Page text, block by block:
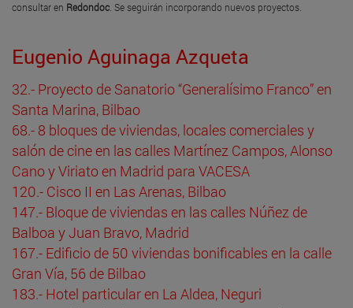
consultar en Redondoc . Se seguirán incorporando nuevos proyectos.
Eugenio Aguinaga Azqueta
32.- Proyecto de Sanatorio “Generalísimo Franco” en
Santa Marina, Bilbao
68.- 8 bloques de viviendas, locales comerciales y
salón de cine en las calles Martínez Campos, Alonso
Cano y Viriato en Madrid para VACESA
120.- Cisco II en Las Arenas, Bilbao
147.- Bloque de viviendas en las calles Núñez de
Balboa y Juan Bravo, Madrid
167.- Edificio de 50 viviendas bonificables en la calle
Gran Vía, 56 de Bilbao
183.- Hotel particular en La Aldea, Neguri